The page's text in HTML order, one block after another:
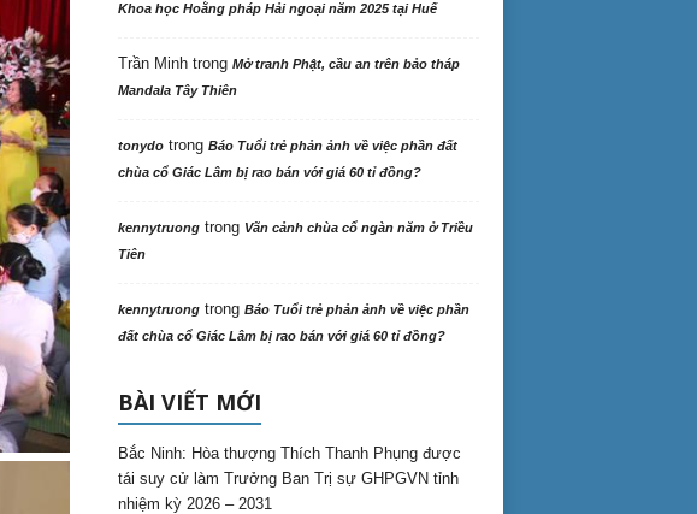
Khoa học Hoằng pháp Hải ngoại năm 2025 tại Huế
Trần Minhtrong Mở tranh Phật, cầu an trên bảo tháp
Mandala Tây Thiên
tonydotrong Báo Tuổi trẻ phản ảnh về việc phần đất
chùa cổ Giác Lâm bị rao bán với giá 60 tỉ đồng?
kennytruongtrong Vãn cảnh chùa cổ ngàn năm ở Triều
Tiên
kennytruongtrong Báo Tuổi trẻ phản ảnh về việc phần
đất chùa cổ Giác Lâm bị rao bán với giá 60 tỉ đồng?
BÀI VIẾT MỚI
Bắc Ninh: Hòa thượng Thích Thanh Phụng được
tái suy cử làm Trưởng Ban Trị sự GHPGVN tỉnh
nhiệm kỳ 2026 – 2031